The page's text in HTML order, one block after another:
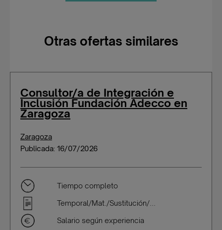
Otras ofertas similares
Consultor/a de Integración e
Inclusión Fundación Adecco en
Zaragoza
Zaragoza
Publicada: 16/07/2026
Tiempo completo
Temporal/Mat./Sustitución/...
Salario según experiencia